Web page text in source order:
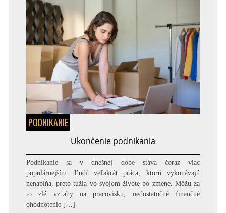
PODNIKANIE
Ukončenie podnikania
Podnikanie sa v dnešnej dobe stáva čoraz viac
populárnejším. Ľudí veľakrát práca, ktorú vykonávajú
nenapĺňa, preto túžia vo svojom živote po zmene. Môžu za
to zlé vzťahy na pracovisku, nedostatočné finančné
ohodnotenie […]